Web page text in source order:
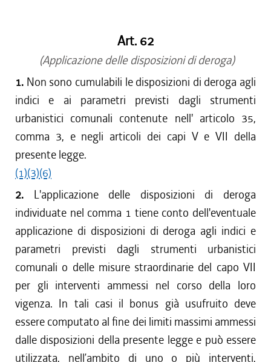
dal 21/12/2017 al 31/12/2017
dal 27/07/2017 al 20/12/2017
dal 21/04/2016 al 20/07/2016
dal 22/10/2015 al 20/04/2016
dal 01/10/2015 al 21/10/2015
dal 11/08/2015 al 30/09/2015
dal 01/01/2015 al 10/08/2015
dal 24/07/2014 al 31/12/2014
dal 01/01/2014 al 23/07/2014
dal 19/12/2013 al 31/12/2013
dal 12/12/2013 al 18/12/2013
dal 11/04/2013 al 11/12/2013
dal 29/12/2012 al 10/04/2013
dal 01/01/2012 al 28/12/2012
dal 09/06/2011 al 31/12/2011
dal 28/10/2010 al 08/06/2011
dal 28/08/2010 al 27/10/2010
dal 18/12/2009 al 27/08/2010
Art. 62
(Applicazione delle disposizioni di deroga)
1. Non sono cumulabili le disposizioni di deroga agli
indici e ai parametri previsti dagli strumenti
urbanistici comunali contenute nell' articolo 35,
comma 3, e negli articoli dei capi V e VII della
presente legge.
(1)(3)(6)
2. L'applicazione delle disposizioni di deroga
individuate nel comma 1 tiene conto dell'eventuale
applicazione di disposizioni di deroga agli indici e
parametri previsti dagli strumenti urbanistici
comunali o delle misure straordinarie del capo VII
per gli interventi ammessi nel corso della loro
vigenza. In tali casi il bonus già usufruito deve
essere computato al fine dei limiti massimi ammessi
dalle disposizioni della presente legge e può essere
utilizzata, nell’ambito di uno o più interventi,